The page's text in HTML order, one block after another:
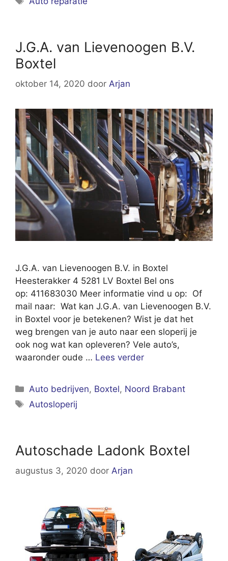
J.G.A. van Lievenoogen B.V.
Boxtel
oktober 14, 2020 door Arjan
J.G.A. van Lievenoogen B.V. in Boxtel
Heesterakker 4 5281 LV Boxtel Bel ons
op: 411683030 Meer informatie vind u op: Of
mail naar: Wat kan J.G.A. van Lievenoogen B.V.
in Boxtel voor je betekenen? Wist je dat het
weg brengen van je auto naar een sloperij je
ook nog wat kan opleveren? Vele auto’s,
waaronder oude … Lees verder
Categorieën
Auto bedrijven, Boxtel, Noord Brabant
Tags
Autosloperij
Autoschade Ladonk Boxtel
augustus 3, 2020 door Arjan